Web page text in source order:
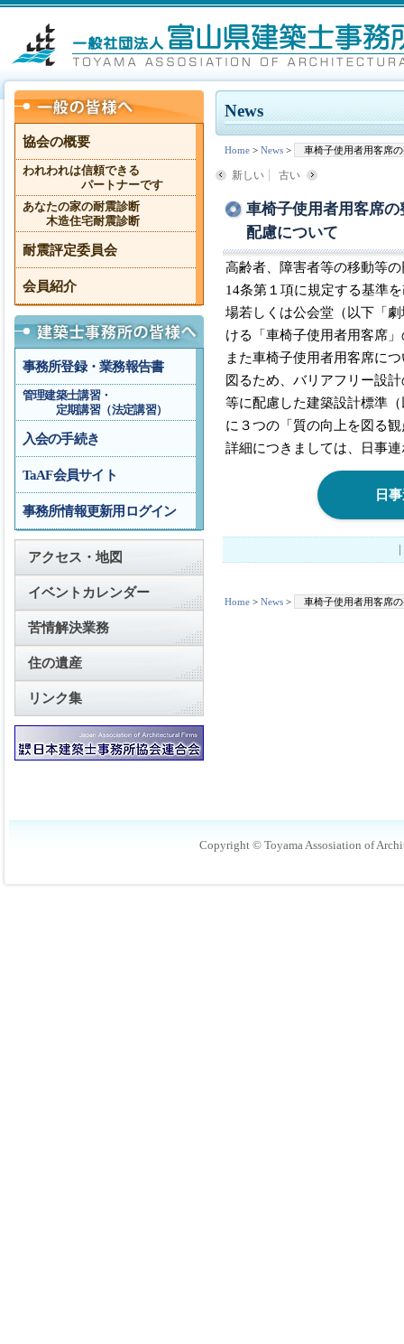
News
Home > News > 車椅子使用者用客席
新しい 古い
車椅子使用者用客席
配慮について
高齢者、障害者等の移動等
14条第１項に規定する基準
場若しくは公会堂（以下「
ける「車椅子使用者用客席
また車椅子使用者用客席に
図るため、バリアフリー設
等に配慮した建築設計標準
に３つの「質の向上を図る
詳細につきましては、日事
日
Home > News > 車椅子使用者用客席
協会の概要
われわれは信頼できる
パートナーです
あなたの家の耐震診断
木造住宅耐震診断
耐震評定委員会
会員紹介
事務所登録・業務報告書
管理建築士講習・
定期講習（法定講習）
入会の手続き
TaAF会員サイト
事務所情報更新用ログイン
アクセス・地図
イベントカレンダー
苦情解決業務
住の遺産
リンク集
Copyright © Toyama Assosiation of